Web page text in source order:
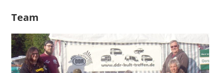
Team